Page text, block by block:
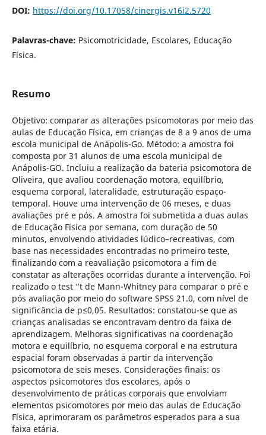
DOI: https://doi.org/10.17058/cinergis.v16i2.5720
Palavras-chave: Psicomotricidade, Escolares, Educação
Física.
Resumo
Objetivo: comparar as alterações psicomotoras por meio das
aulas de Educação Física, em crianças de 8 a 9 anos de uma
escola municipal de Anápolis-Go. Método: a amostra foi
composta por 31 alunos de uma escola municipal de
Anápolis-GO. Incluiu a realização da bateria psicomotora de
Oliveira, que avaliou coordenação motora, equilíbrio,
esquema corporal, lateralidade, estruturação espaço-
temporal. Houve uma intervenção de 06 meses, e duas
avaliações pré e pós. A amostra foi submetida a duas aulas
de Educação Física por semana, com duração de 50
minutos, envolvendo atividades lúdico–recreativas, com
base nas necessidades encontradas no primeiro teste,
finalizando com a reavaliação psicomotora a fim de
constatar as alterações ocorridas durante a intervenção. Foi
realizado o test “t de Mann-Whitney para comparar o pré e
pós avaliação por meio do software SPSS 21.0, com nível de
significância de p≤0,05. Resultados: constatou-se que as
crianças analisadas se encontravam dentro da faixa de
aprendizagem. Melhoras significativas na coordenação
motora e equilíbrio, no esquema corporal e na estrutura
espacial foram observadas a partir da intervenção
psicomotora de seis meses. Considerações finais: os
aspectos psicomotores dos escolares, após o
desenvolvimento de práticas corporais que envolviam
elementos psicomotores por meio das aulas de Educação
Física, aprimoraram os parâmetros esperados para a sua
faixa etária.